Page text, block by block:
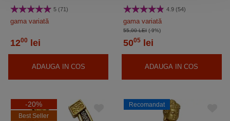
5 (71)
gama variată
1200 lei
ADAUGA IN COS
cm
4.9 (54)
gama variată
55,00 LEI(-9%)
5005 lei
ADAUGA IN COS
-20%
Best Seller
Recomandat